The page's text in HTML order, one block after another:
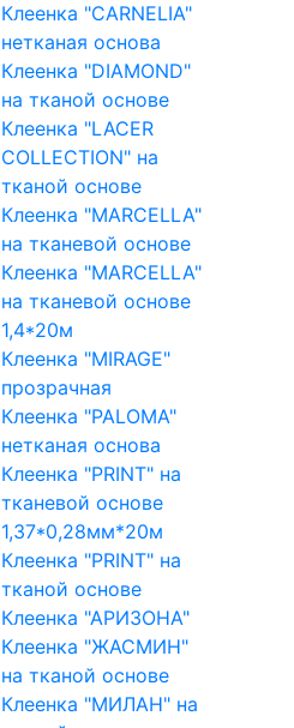
Клеенка "CARNELIA"
нетканая основа
Клеенка "DIAMOND"
на тканой основе
Клеенка "LACER
COLLECTION" на
тканой основе
Клеенка "MARCELLA"
на тканевой основе
Клеенка "MARCELLA"
на тканевой основе
1,4*20м
Клеенка "MIRAGE"
прозрачная
Клеенка "PALOMA"
нетканая основа
Клеенка "PRINT" на
тканевой основе
1,37*0,28мм*20м
Клеенка "PRINT" на
тканой основе
Клеенка "АРИЗОНА"
Клеенка "ЖАСМИН"
на тканой основе
Клеенка "МИЛАН" на